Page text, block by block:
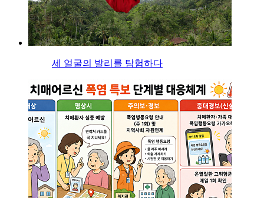
세 얼굴의 발리를 탐험하다